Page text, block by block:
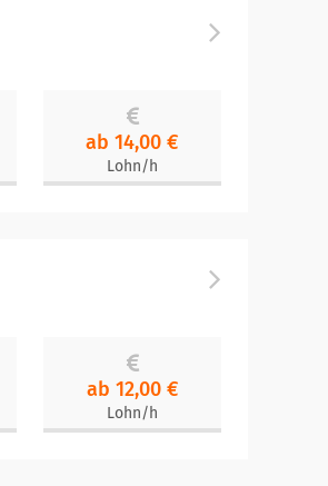
ab 14,00 €
Lohn/h
ab 12,00 €
Lohn/h